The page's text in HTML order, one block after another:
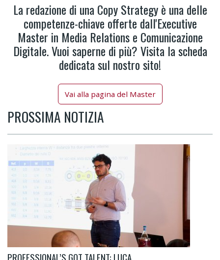
La redazione di una Copy Strategy è una delle
competenze-chiave offerte dall'Executive
Master in Media Relations e Comunicazione
Digitale. Vuoi saperne di più? Visita la scheda
dedicata sul nostro sito!
Vai alla pagina del Master
PROSSIMA NOTIZIA